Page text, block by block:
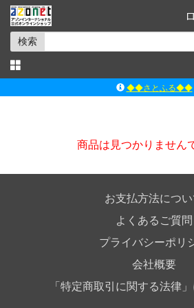
検索
◆◆さとふる◆◆
ｱｿﾞﾝｵﾝﾗｲﾝｼｮｯﾌﾟX
商品は見つかりません
お支払方法につい
よくあるご質問
プライバシーポリ
会社概要
「特定商取引に関する法律